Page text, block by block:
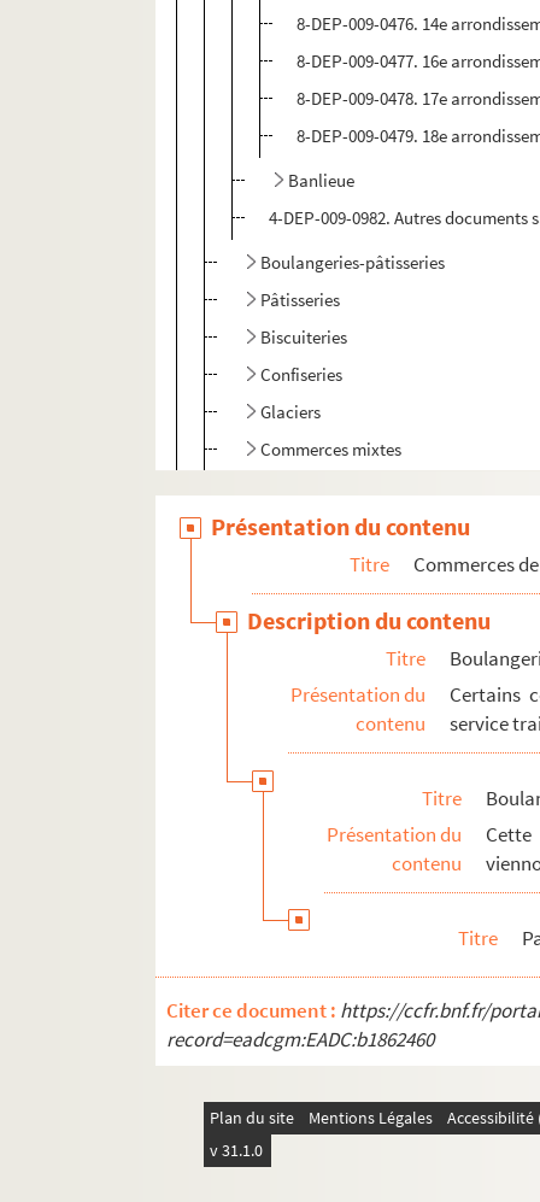
8-DEP-009-0476. 14e
8-DEP-009-0477. 16e
8-DEP-009-0478. 17e
8-DEP-009-0479. 18e
Banlieue
4-DEP-009-0982. Autres
Boulangeries-pâtisseries
Pâtisseries
Biscuiteries
Confiseries
Glaciers
Commerces mixtes
Chocolateries
Laiteries, crémeries, fromageries
Boucheries, charcuteries, volailles, gibier
Poissonneries
Commerces d'autres aliments
Producteurs et marques alimentaires
Présentation du contenu
Titre Commerces
Description du contenu
Titre
Présentation du
contenu
Certains
service
Titre
Présentation du
contenu
Titre
Citer ce document : https://ccfr.bnf.fr/
record=eadcgm:EADC:b1862460
Plan du site Mentions Légales
v 31.1.0